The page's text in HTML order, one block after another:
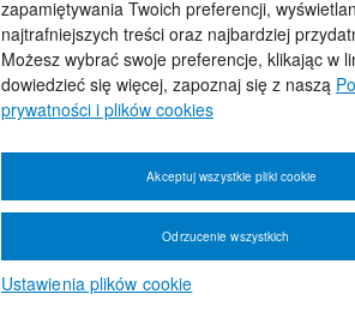
zapamiętywania Twoich preferencji,
najtrafniejszych treści oraz najbardziej
Możesz wybrać swoje preferencje, klikając w
dowiedzieć się więcej, zapoznaj się z naszą
prywatności i plików cookies
Ustawienia plików cookie
Odrzucenie wszystkich
Akceptuj wszystkie pliki cookie